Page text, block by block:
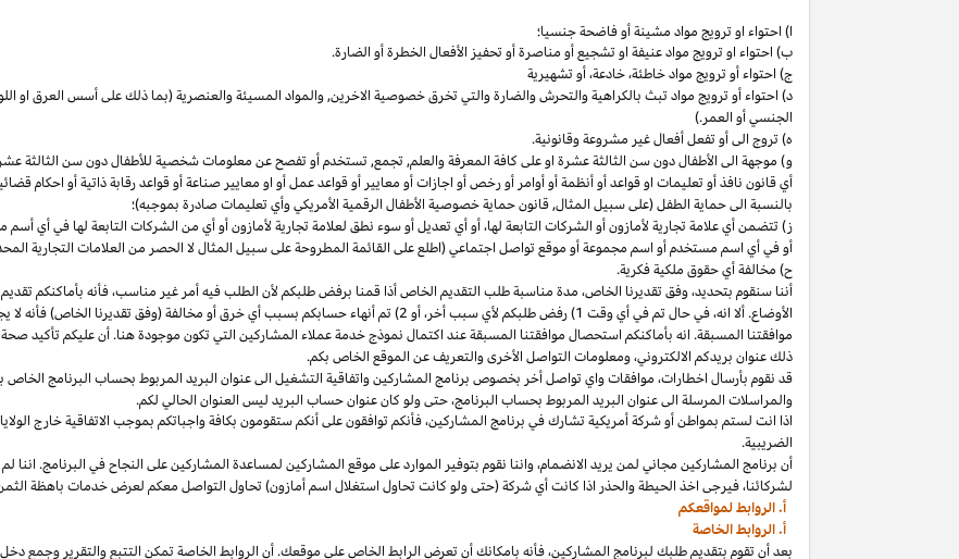
ا) احتواء او ترويج مواد مشينة أو فاضحة جنسيا؛
ب) احتواء او ترويج موادعنيفة او تشجيع أو مناصرة أو تحفيز الأفعال الخطرة أو الضارة.
ج) احتواء أو ترويج موادخاطئة،خادعة،أو تشهيرية
د) احتواء أو ترويج مواد تبث بالكراهية والتحرش والضارة والتي تخرق خصوصية الاخرين,والمواد المسيئة والعنصرية (بما ذلك على أسس العرق او
الجنسي أو العمر.)
ه) تروج الى أو تفعل أفعال غير مشروعة وقانونية.
و) موجهة الى الأطفال دون سن الثالثة عشرة او على كافة المعرفة والعلم, تجمع, تستخدم أو تفصح عن معلومات شخصية للأطفال دون سن الثالثة
أي قانون نافذ أو تعليمات او قواعد أو أنظمة أو أوامر أو رخص أو اجازات أو معايير أو قواعد عمل أو او معايير صناعة أو قواعد رقابة ذاتية أو احكام
بالنسبة الى حماية الطفل (على سبيل المثال, قانون حماية خصوصية الأطفال الرقمية الأمريكي وأي تعليمات صادرة بموجبه)؛
ز) تتضمن أي علامة تجارية لأمازون أو الشركات التابعة لها،أو أي تعديل أو سوء نطق لعلامة تجارية لأمازون أو أي من الشركات التابعة لها في أي
أو في أي اسم مستخدم أو اسم مجموعة أو موقع تواصل اجتماعي (اطلع على القائمة المطروحة على سبيل المثال لا الحصر من العلامات التجارية
ح) مخالفة أي حقوق ملكية فكرية.
أننا سنقوم بتحديد،وفق تقديرنا الخاص، مدة مناسبة طلب التقديم الخاص أذا قمنا برفض طلبكم لأن الطلب فيه أمر غير مناسب،فأنه بأماكنكم
الأوضاع. ألا انه،في حال تم في أي وقت 1) رفض طلبكم لأي سبب أخر،أو 2) تم أنهاء حسابكم بسبب أي خرق أو مخالفة (وفق تقديرنا الخاص)فأنه لا
موافقتنا المسبقة. انه بأماكنكم استحصال موافقتنا المسبقة عند اكتمال نموذج خدمة عملاء المشاركين التي تكون موجودة هنا. أن عليكم تأكيد
ذلك عنوان بريدكم الالكتروني،ومعلومات التواصل الأخرى والتعريف عن الموقع الخاص بكم.
قد نقوم بأرسال اخطارات، موافقات واي تواصل أخر بخصوص برنامج المشاركين واتفاقية التشغيل الى عنوان البريد المربوط بحساب البرنامج الخاص
والمراسلات المرسلة الى عنوان البريد المربوط بحساب البرنامج،حتى ولو كان عنوان حساب البريد ليس العنوان الحالي لكم.
اذا انت لستم بمواطن أو شركة أمريكية تشارك في برنامج المشاركين،فأنكم توافقون على أنكم ستقومون بكافة واجباتكم بموجب الاتفاقيةخارج
الضريبية.
أن برنامج المشاركين مجاني لمن يريد الانضمام،واننا نقوم بتوفير الموارد على موقع المشاركين لمساعدة المشاركين على النجاح في البرنامج.
لشركائنا،فيرجى اخذ الحيطة والحذر اذا كانت أي شركة (حتى ولو كانت تحاول استغلال اسم أمازون) تحاول التواصل معكم لعرض خدمات باهظة
أ. الروابط لمواقعكم
أ. الروابط الخاصة
بعد أن تقوم بتقديم طلبك لبرنامج المشاركين،فأنه بامكانكأن تعرض الرابط الخاص على موقعك. أن الروابط الخاصة تمكن التتبع والتقرير